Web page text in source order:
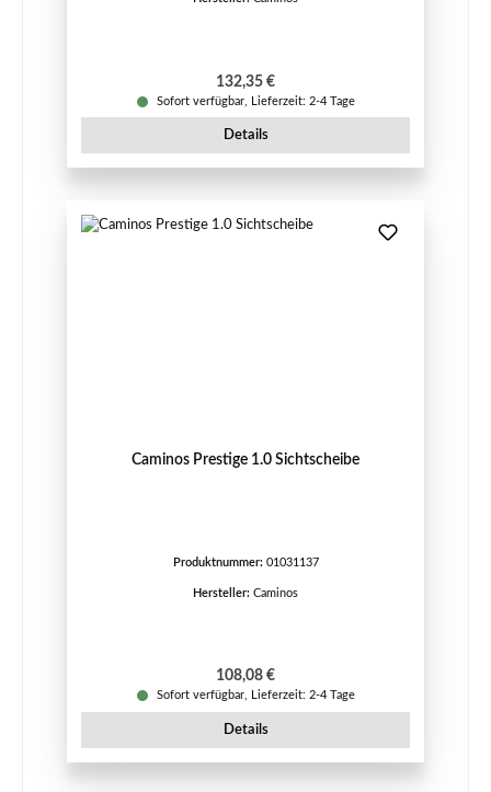
Regulärer Preis:
132,35 €
Sofort verfügbar, Lieferzeit: 2-4 Tage
Details
Caminos Prestige 1.0 Sichtscheibe
Produktnummer: 01031137
Hersteller: Caminos
Regulärer Preis:
108,08 €
Sofort verfügbar, Lieferzeit: 2-4 Tage
Details